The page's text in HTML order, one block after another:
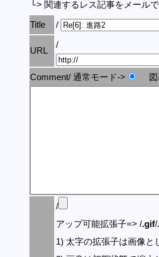
└> 関連するレス記事をメール
Title
/
URL
/
Comment/ 通常モード-> 図
/
アップ可能拡張子=> /.gif/
1) 太字の拡張子は画像と